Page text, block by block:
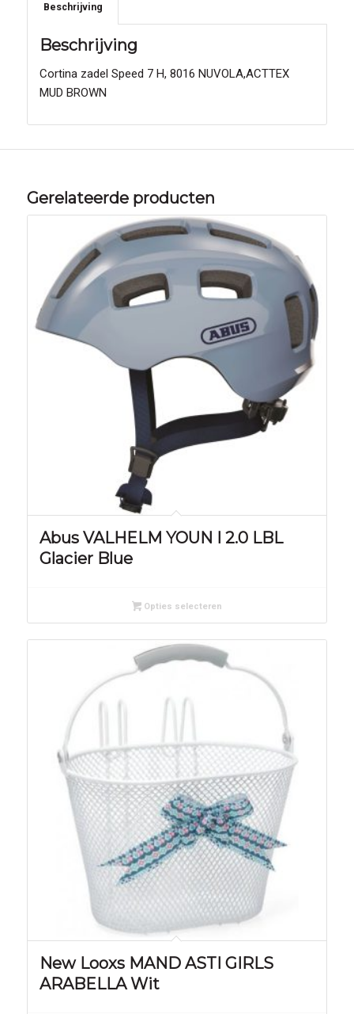
Beschrijving
Beschrijving
Cortina zadel Speed 7 H, 8016 NUVOLA,ACTTEX
MUD BROWN
Gerelateerde producten
Abus VALHELM YOUN I 2.0 LBL
Glacier Blue
Opties selecteren
New Looxs MAND ASTI GIRLS
ARABELLA Wit